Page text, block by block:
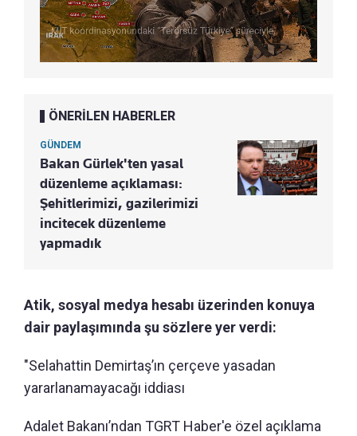
ÖNERİLEN HABERLER
GÜNDEM
Bakan Gürlek'ten yasal
düzenleme açıklaması:
Şehitlerimizi, gazilerimizi
incitecek düzenleme
yapmadık
Atik, sosyal medya hesabı üzerinden konuya
dair paylaşımında şu sözlere yer verdi:
"Selahattin Demirtaş’ın çerçeve yasadan
yararlanamayacağı iddiası
Adalet Bakanı’ndan TGRT Haber'e özel açıklama